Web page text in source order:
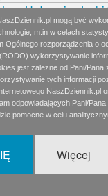
Hołownia,
koleinach
Nobla dla Turskiego
mogą być
m.in w celach
Ogólnego rozporządzenia o
wykorzystywanie
jest zależne od Pani/Pana
tych informacji
NaszDziennik.pl
odpowiadających Pani/
pomocne w celu
Więcej